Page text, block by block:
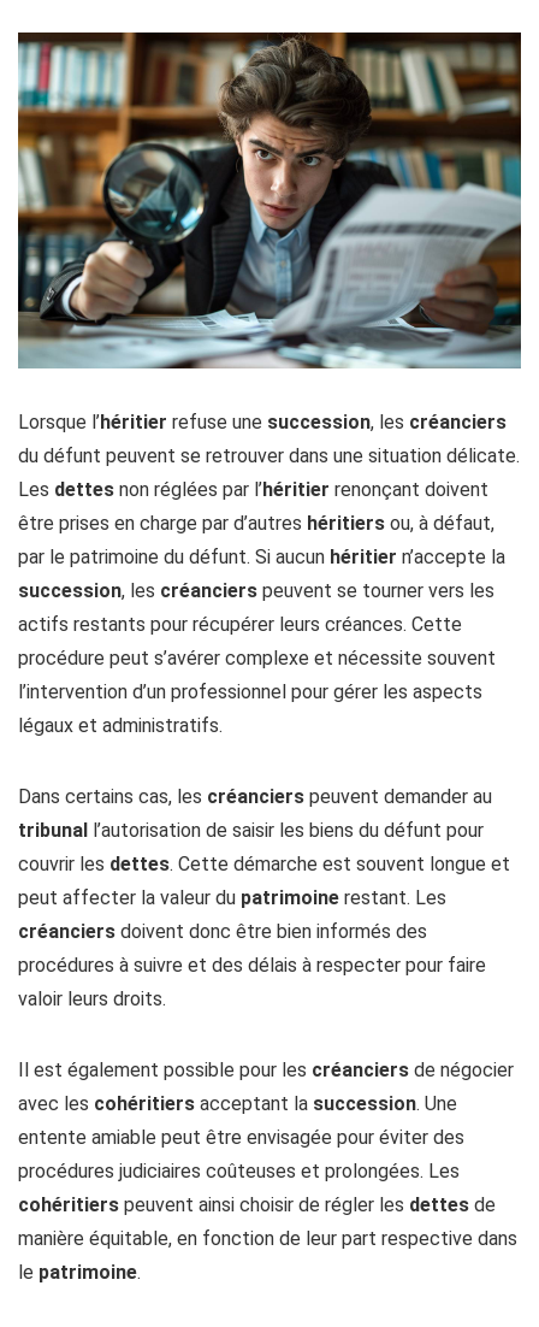
Lorsque l’héritier refuse une succession, les créanciers
du défunt peuvent se retrouver dans une situation délicate.
Les dettes non réglées par l’héritier renonçant doivent
être prises en charge par d’autres héritiers ou, à défaut,
par le patrimoine du défunt. Si aucun héritier n’accepte la
succession, les créanciers peuvent se tourner vers les
actifs restants pour récupérer leurs créances. Cette
procédure peut s’avérer complexe et nécessite souvent
l’intervention d’un professionnel pour gérer les aspects
légaux et administratifs.
Dans certains cas, les créanciers peuvent demander au
tribunal l’autorisation de saisir les biens du défunt pour
couvrir les dettes. Cette démarche est souvent longue et
peut affecter la valeur du patrimoine restant. Les
créanciers doivent donc être bien informés des
procédures à suivre et des délais à respecter pour faire
valoir leurs droits.
Il est également possible pour les créanciers de négocier
avec les cohéritiers acceptant la succession. Une
entente amiable peut être envisagée pour éviter des
procédures judiciaires coûteuses et prolongées. Les
cohéritiers peuvent ainsi choisir de régler les dettes de
manière équitable, en fonction de leur part respective dans
le patrimoine.